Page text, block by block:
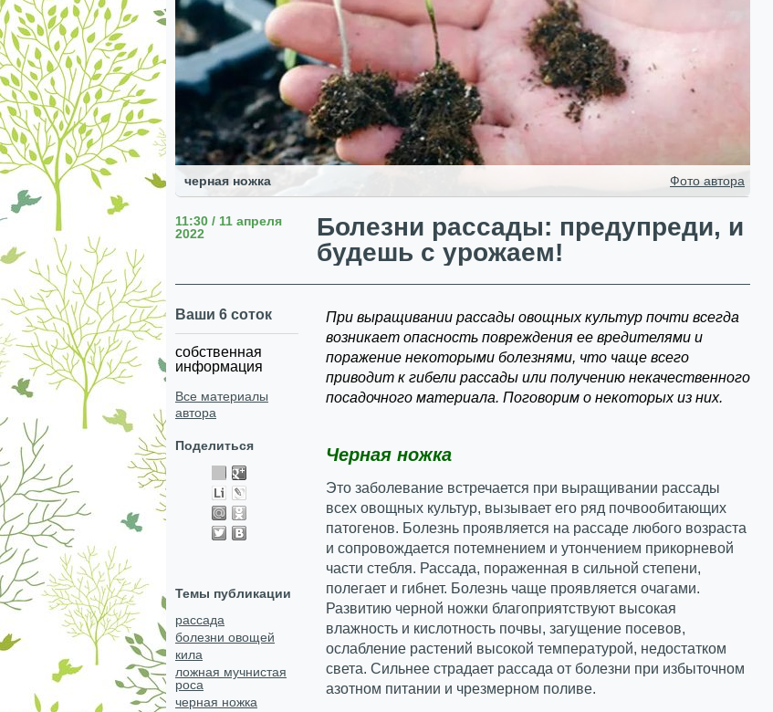
Фото автора
черная ножка
11:30 / 11 апреля
2022
Болезни рассады: предупреди, и
будешь с урожаем!
Ваши 6 соток
собственная
информация
Все материалы
автора
Поделиться
Темы публикации
рассада
болезни овощей
кила
ложная мучнистая
роса
черная ножка
При выращивании рассады овощных культур почти всегда
возникает опасность повреждения ее вредителями и
поражение некоторыми болезнями, что чаще всего
приводит к гибели рассады или получению некачественного
посадочного материала. Поговорим о некоторых из них.
Черная ножка
Это заболевание встречается при выращивании рассады
всех овощных культур, вызывает его ряд почвообитающих
патогенов. Болезнь проявляется на рассаде любого возраста
и сопровождается потемнением и утончением прикорневой
части стебля. Рассада, пораженная в сильной степени,
полегает и гибнет. Болезнь чаще проявляется очагами.
Развитию черной ножки благоприятствуют высокая
влажность и кислотность почвы, загущение посевов,
ослабление растений высокой температурой, недостатком
света. Сильнее страдает рассада от болезни при избыточном
азотном питании и чрезмерном поливе.